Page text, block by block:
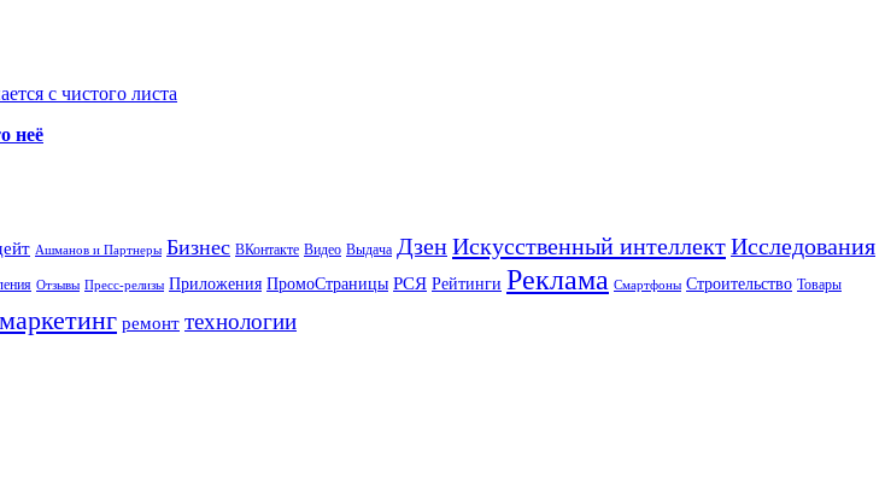
с чистого листа
неё
Ашманов и Партнеры Бизнес ВКонтакте Видео Выдача ДзенИскусственный интеллектИсследования
Отзывы Пресс-релизы Приложения ПромоСтраницы РСЯ Рейтинги Реклама Смартфоны Строительство Товары
маркетинг ремонт технологии